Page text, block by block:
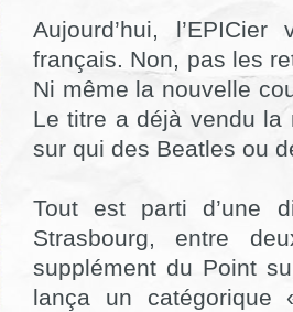
Aujourd’hui,
français. Non, pas les
Ni même la nouvelle
Le titre a déjà vendu la
sur qui des Beatles ou
Tout est parti d’une
Strasbourg, entre
supplément du Point
lança un catégorique